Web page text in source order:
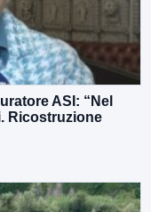
ASI: “Nel
Ricostruzione